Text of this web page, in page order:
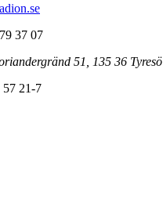
37 07
51, 135 36 Tyresö
57 21-7